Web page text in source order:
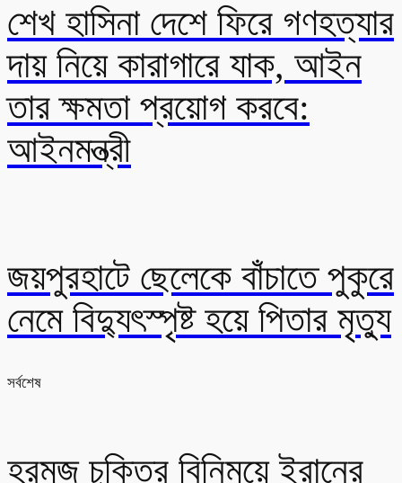
শেখ হাসিনা দেশে ফিরে গণহত্যার
দায় নিয়ে কারাগারে যাক, আইন
তার ক্ষমতা প্রয়োগ করবে:
আইনমন্ত্রী
জয়পুরহাটে ছেলেকে বাঁচাতে পুকুরে
নেমে বিদ্যুৎস্পৃষ্ট হয়ে পিতার মৃত্যু
সর্বশেষ
হরমুজ চুক্তির বিনিময়ে ইরানের